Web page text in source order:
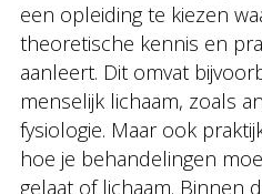
een opleiding te kiezen
theoretische kennis en
aanleert. Dit omvat
menselijk lichaam, zoals
fysiologie. Maar ook
hoe je behandelingen
gelaat of lichaam. Binnen